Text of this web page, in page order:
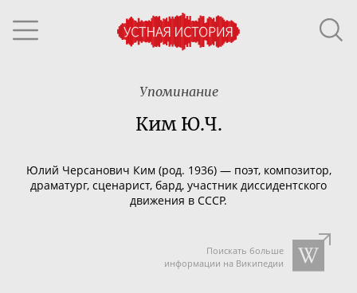
Упоминание
Ким Ю.Ч.
Юлий Черсанович Ким (род. 1936) — поэт, композитор,
драматург, сценарист, бард, участник диссидентского
движения в СССР.
Поискать больше
информации на Википедии